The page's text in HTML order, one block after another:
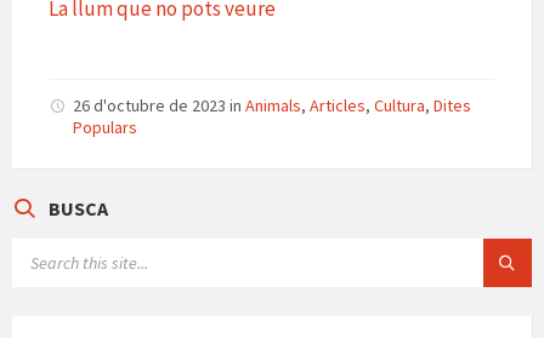
p k
ar
ix
La llum que no pots veure
26 d'octubre de 2023 in Animals, Articles, Cultura, Dites
Populars
BUSCA